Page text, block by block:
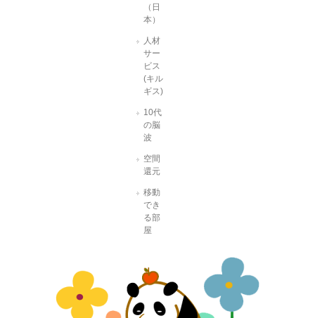
（日
本）
人材
サー
ビス
(キル
ギス)
10代
の脳
波
空間
還元
移動
でき
る部
屋